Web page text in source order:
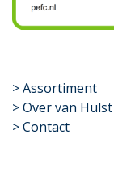
​>Assortiment
> Over van Hulst
> Contact